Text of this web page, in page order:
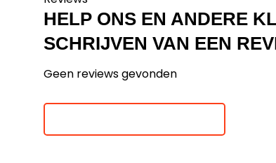
HELP ONS EN ANDERE
SCHRIJVEN VAN EEN
Geen reviews gevonden